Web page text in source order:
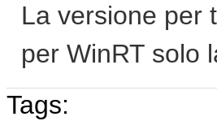
La versione per
per WinRT solo
Tags: